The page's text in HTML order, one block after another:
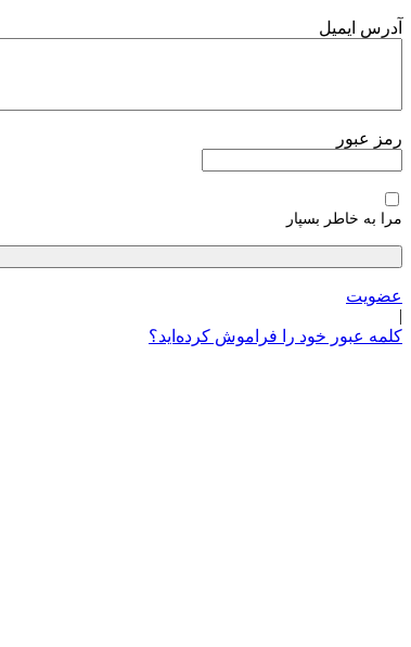
پرش
آدرس ایمیل
رمز عبور
مرا به خاطر بسپار
عضویت
|
کلمه عبور خود را فراموش کرده‌اید؟